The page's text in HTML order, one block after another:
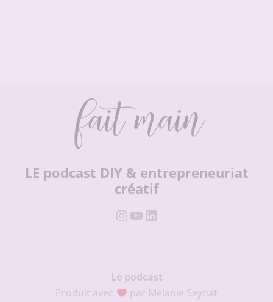
LE podcast DIY & entrepreneuriat
créatif
Instagram
YouTube
LinkedIn
Le podcast
Produit avec
par Mélanie Seynat